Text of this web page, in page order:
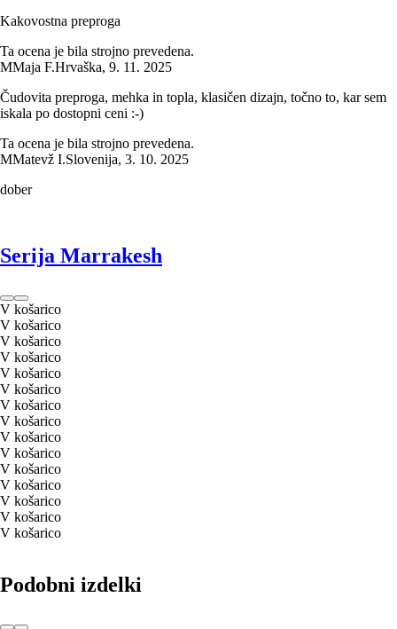
Kakovostna preproga
Ta ocena je bila strojno prevedena.
MMaja F.Hrvaška, 9. 11. 2025
Čudovita preproga, mehka in topla, klasičen dizajn, točno to, kar sem
iskala po dostopni ceni :-)
Ta ocena je bila strojno prevedena.
MMatevž I.Slovenija, 3. 10. 2025
dober
Serija Marrakesh
V košarico
V košarico
V košarico
V košarico
V košarico
V košarico
V košarico
V košarico
V košarico
V košarico
V košarico
V košarico
V košarico
V košarico
V košarico
Podobni izdelki